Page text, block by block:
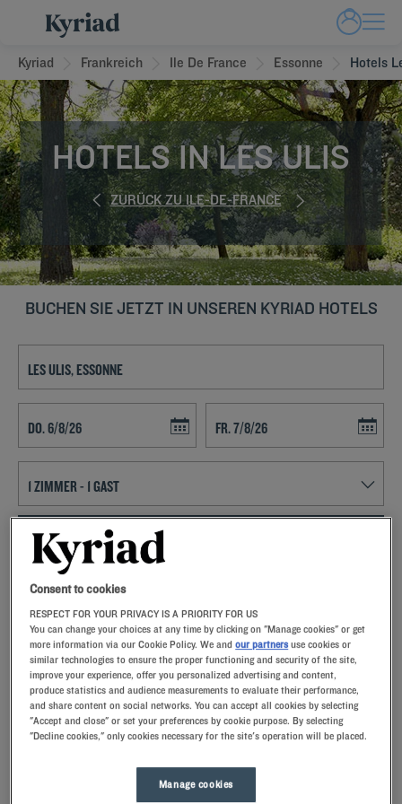
Kyriad Frankreich Ile De France Essonne Hotels
HOTELS IN LES ULIS
ZURÜCK ZU ILE-DE-FRANCE
BUCHEN SIE JETZT IN UNSEREN KYRIAD HOTELS
FINDEN SIE EIN HOTEL
Spezialcode hinzufügen
Lust auf ein entspanntes Wochenende in Les Ulis? Dann buchen Sie
doch ein Zimmer im Kyriad-Hotel und lernen Sie Frankreichs
drittgrößte Stadt kennen!
Unsere Hotels in Les Ulis
Lassen Sie sich verwöhnen – entdecken Sie unsere Kyriad-
Consent to cookies
RESPECT FOR YOUR PRIVACY IS A PRIORITY FOR US
You can change your choices at any time by clicking on "Manage cookies" or get
more information via our Cookie Policy. We andour partners use cookies or
similar technologies to ensure the proper functioning and security of the site,
improve your experience, offer you personalized advertising and content,
produce statistics and audience measurements to evaluate their performance,
and share content on social networks. You can accept all cookies by selecting
"Accept and close" or set your preferences by cookie purpose. By selecting
"Decline cookies," only cookies necessary for the site's operation will be placed.
Manage cookies